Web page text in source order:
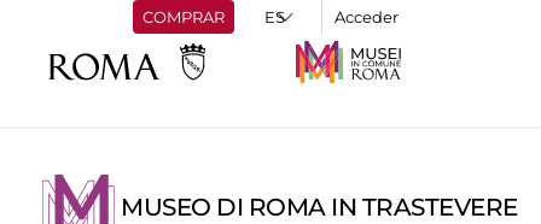
COMPRAR Acceder
MUSEO DI ROMA IN TRASTEVERE